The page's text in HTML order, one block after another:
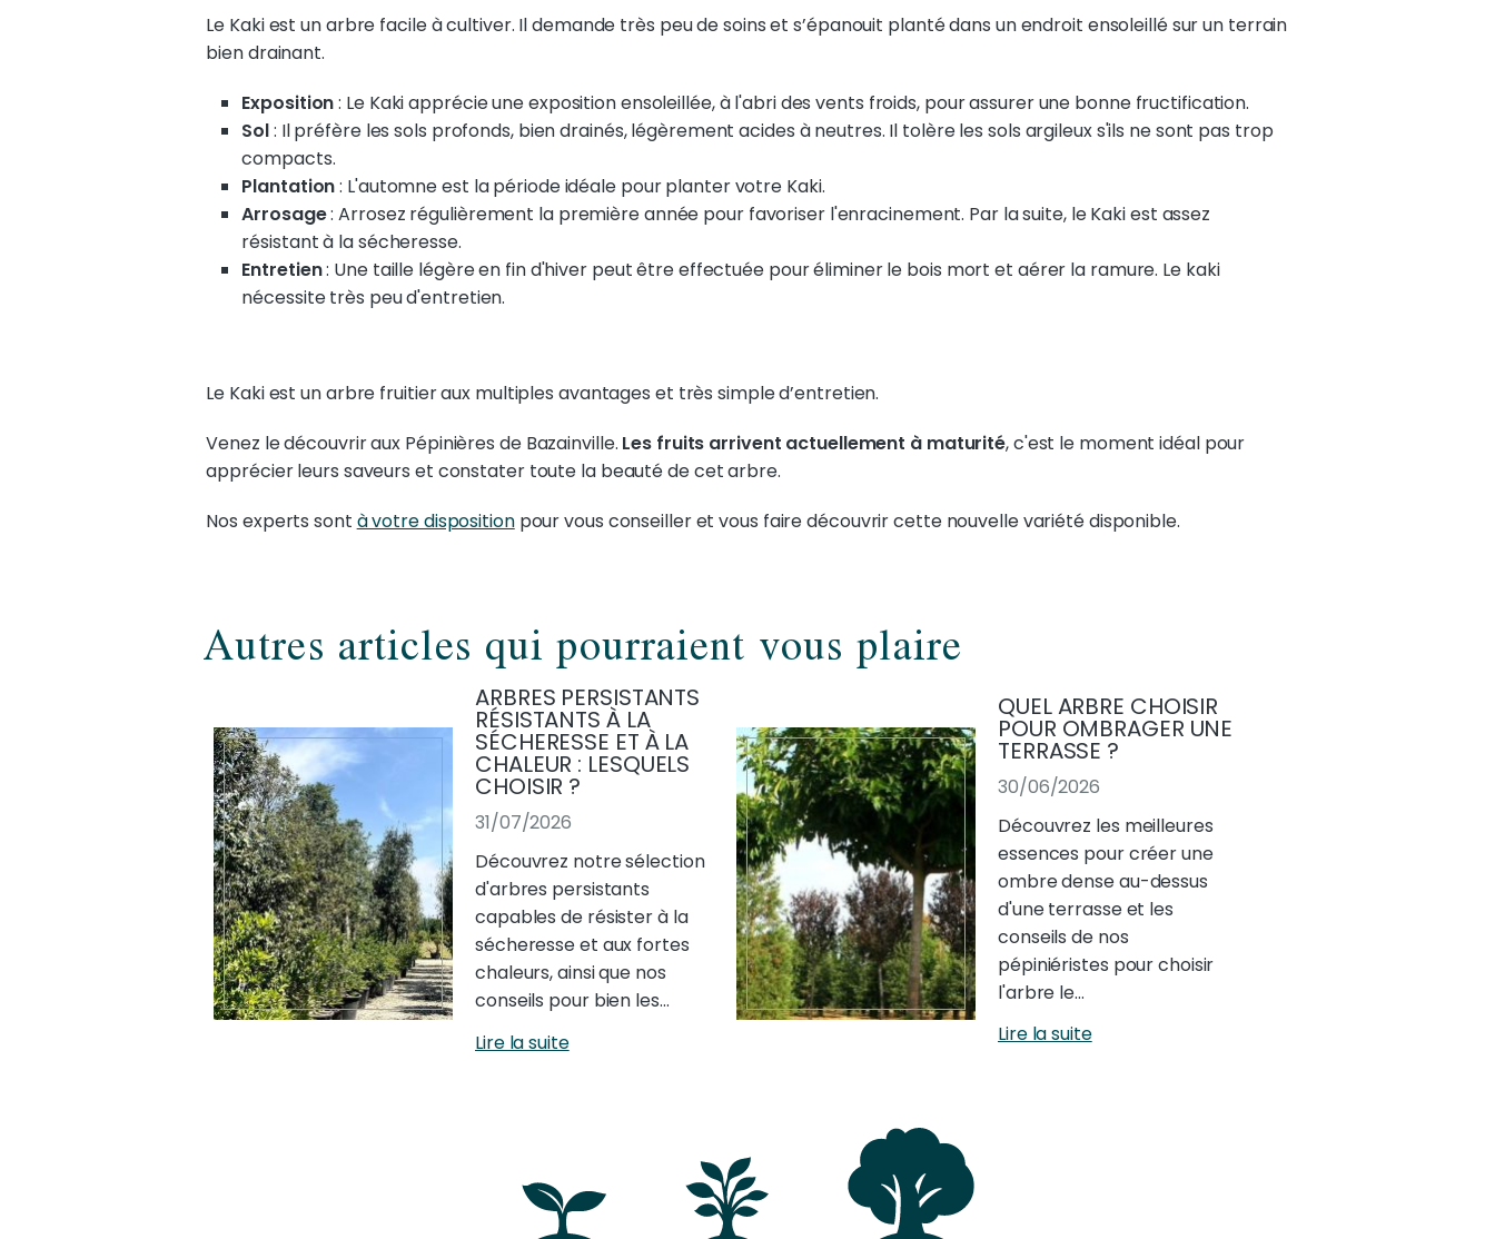
Le Kaki est un arbre facile à cultiver. Il demande très peu de soins et s’épanouit planté dans un endroit ensoleillé sur un terrain
bien drainant.
Exposition: Le Kaki apprécie une exposition ensoleillée, à l'abri des vents froids, pour assurer une bonne fructification.
Sol: Il préfère les sols profonds, bien drainés, légèrement acides à neutres. Il tolère les sols argileux s'ils ne sont pas trop
compacts.
Plantation: L'automne est la période idéale pour planter votre Kaki.
Arrosage: Arrosez régulièrement la première année pour favoriser l'enracinement. Par la suite, le Kaki est assez
résistant à la sécheresse.
Entretien: Une taille légère en fin d'hiver peut être effectuée pour éliminer le bois mort et aérer la ramure. Le kaki
nécessite très peu d'entretien.
Le Kaki est un arbre fruitier aux multiples avantages et très simple d’entretien.
Venez le découvrir aux Pépinières de Bazainville. Les fruits arrivent actuellement à maturité, c'est le moment idéal pour
apprécier leurs saveurs et constater toute la beauté de cet arbre.
Nos experts sont à votre dispositionpour vous conseiller et vous faire découvrir cette nouvelle variété disponible.
Autres articles qui pourraient vous plaire
ARBRES PERSISTANTS
RÉSISTANTS À LA
SÉCHERESSE ET À LA
CHALEUR : LESQUELS
CHOISIR ?
31/07/2026
Découvrez notre sélection
d'arbres persistants
capables de résister à la
sécheresse et aux fortes
chaleurs, ainsi que nos
conseils pour bien les…
Lire la suite
QUEL ARBRE CHOISIR
POUR OMBRAGER UNE
TERRASSE ?
30/06/2026
Découvrez les meilleures
essences pour créer une
ombre dense au-dessus
d'une terrasse et les
conseils de nos
pépiniéristes pour choisir
l'arbre le…
Lire la suite